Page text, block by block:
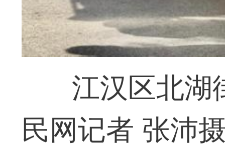
江汉区北湖
民网记者 张沛